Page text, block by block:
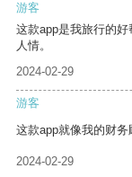
游客
这款app是我旅行的
人情。
2024-02-29
游客
这款app就像我的财务
2024-02-29